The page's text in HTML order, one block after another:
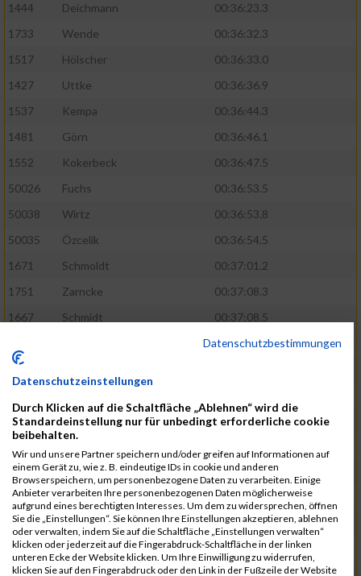
1444
Deichmann
00:36:23.3
1733
Wende
00:36:32.3
1517
Hölscher
00:36:33.0
1427
Uttke
00:36:36.9
1537
Kempa
00:36:44.3
1481
Görn
00:36:46.1
1552
Kokerbeck
00:36:47.5
50026
Fuchs
00:36:53.5
50038
Wirtz
00:36:53.8
50035
Özcelik
00:36:54.5
1671
Schmoldt
00:37:01.2
1751
Zarncke
00:37:08.3
1667
Schmidt
00:37:08.5
00:37:08.8
1754
1526
Jelinek
00:37:24.8
1586
Mau
00:37:35.5
1670
Schmoldt
00:37:36.5
1753
Zimbal
00:37:41.5
1513
Heynen
00:37:42.0
Datenschutzbestimmungen
Datenschutzeinstellungen
Durch Klicken auf die Schaltfläche „Ablehnen“ wird die
Standardeinstellung nur für unbedingt erforderliche cookie
beibehalten.
Wir und unsere Partner speichern und/oder greifen auf Informationen auf
einem Gerät zu, wie z. B. eindeutige IDs in cookie und anderen
Browserspeichern, um personenbezogene Daten zu verarbeiten. Einige
Anbieter verarbeiten Ihre personenbezogenen Daten möglicherweise
aufgrund eines berechtigten Interesses. Um dem zu widersprechen, öffnen
Sie die „Einstellungen“. Sie können Ihre Einstellungen akzeptieren, ablehnen
oder verwalten, indem Sie auf die Schaltfläche „Einstellungen verwalten“
klicken oder jederzeit auf die Fingerabdruck-Schaltfläche in der linken
unteren Ecke der Website klicken. Um Ihre Einwilligung zu widerrufen,
klicken Sie auf den Fingerabdruck oder den Link in der Fußzeile der Website